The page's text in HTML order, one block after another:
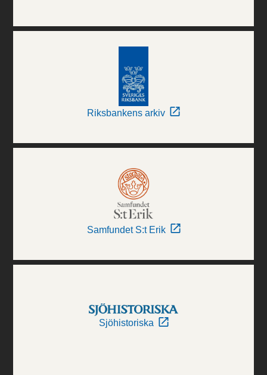
Riksbankens arkiv
Samfundet S:t Erik
Sjöhistoriska